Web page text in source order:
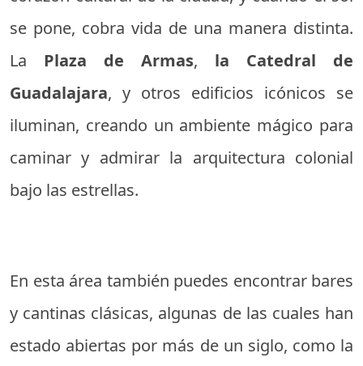
se pone, cobra vida de una manera distinta.
La Plaza de Armas, la Catedral de
Guadalajara, y otros edificios icónicos se
iluminan, creando un ambiente mágico para
caminar y admirar la arquitectura colonial
bajo las estrellas.
En esta área también puedes encontrar bares
y cantinas clásicas, algunas de las cuales han
estado abiertas por más de un siglo, como la